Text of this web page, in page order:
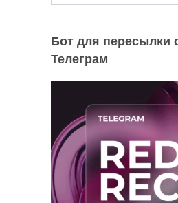
Бот для пересылки
Телеграм